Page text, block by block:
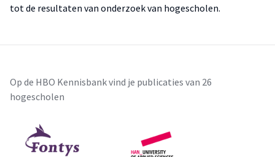
tot de resultaten van onderzoek van hogescholen.
Op de HBO Kennisbank vind je publicaties van 26
hogescholen